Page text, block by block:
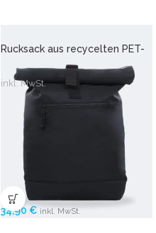
Rucksack aus recycelten PET-
inkl. MwSt.
34,90 € inkl. MwSt.